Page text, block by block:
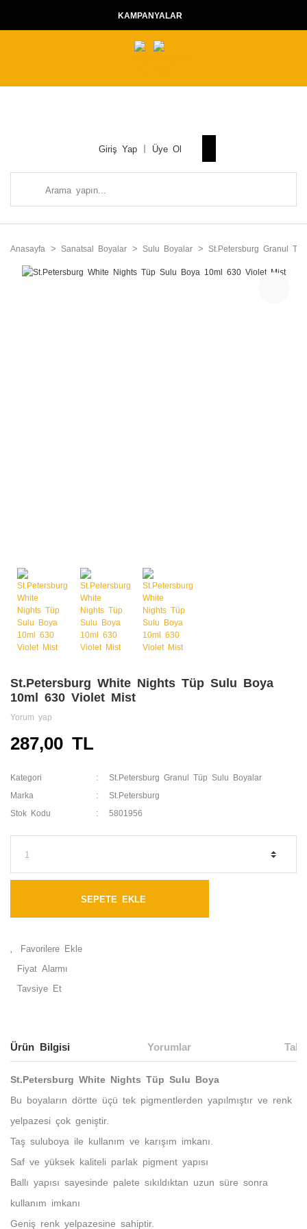
KAMPANYALAR
Giriş Yap Üye Ol
Anasayfa Sanatsal Boyalar Sulu Boyalar St.Petersburg Granul
St.Petersburg White Nights Tüp Sulu Boya
10ml 630 Violet Mist
Yorum yap
287,00 TL
Kategori St.Petersburg Granul Tüp Sulu Boyalar
Marka St.Petersburg
Stok Kodu 5801956
SEPETE EKLE
Fiyat Alarmı
Tavsiye Et
Ürün Bilgisi Yorumlar
St.Petersburg White Nights Tüp Sulu Boya
Bu boyaların dörtte üçü tek pigmentlerden yapılmıştır ve renk
yelpazesi çok geniştir.
Taş suluboya ile kullanım ve karışım imkanı.
Saf ve yüksek kaliteli parlak pigment yapısı
Ballı yapısı sayesinde palete sıkıldıktan uzun süre sonra
kullanım imkanı
Geniş renk yelpazesine sahiptir.